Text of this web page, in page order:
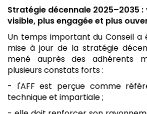
Stratégie décennale 2025–2035 :
visible, plus engagée et plus
Un temps important du Conseil a
mise à jour de la stratégie
mené auprès des adhérents
plusieurs constats forts :
- l'AFF est perçue comme
technique et impartiale ;